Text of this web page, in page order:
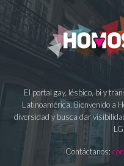
El portal gay, lésbico, bi y
Latinoamérica. Bienvenido a
diversidad y busca dar
Contáctanos: